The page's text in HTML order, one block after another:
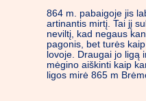
864 m. pabaigoje jis
artinantis mirtį. Tai jį
neviltį, kad negaus
pagonis, bet turės
lovoje. Draugai jo ligą
mėgino aiškinti kaip
ligos mirė 865 m